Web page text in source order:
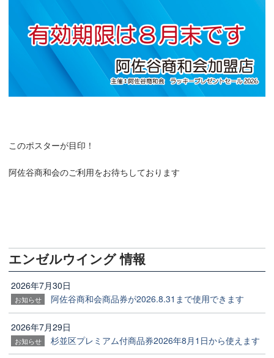
このポスターが目印！
阿佐谷商和会のご利用をお待ちしております
エンゼルウイング 情報
2026年7月30日
お知らせ 阿佐谷商和会商品券が2026.8.31まで使用できます
2026年7月29日
お知らせ 杉並区プレミアム付商品券2026年8月1日から使えます